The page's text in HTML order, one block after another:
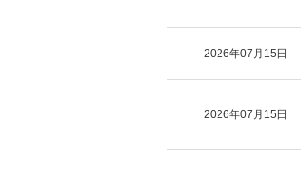
2026年07月15日
2026年07月15日